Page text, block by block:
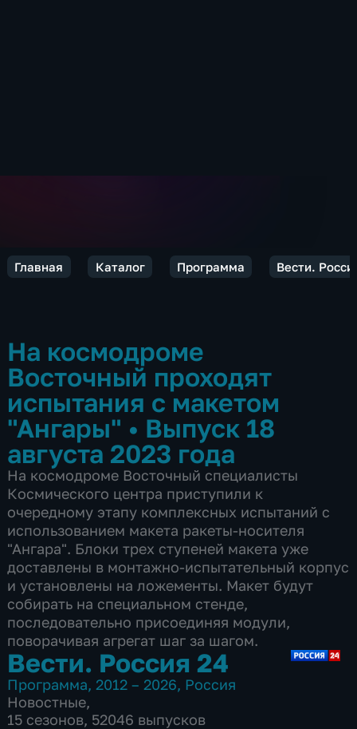
Главная Каталог Программа Вести.
На космодроме
Восточный проходят
испытания с макетом
"Ангары" • Выпуск 18
августа 2023 года
На космодроме Восточный специалисты
Космического центра приступили к
очередному этапу комплексных испытаний с
использованием макета ракеты-носителя
"Ангара". Блоки трех ступеней макета уже
доставлены в монтажно-испытательный корпус
и установлены на ложементы. Макет будут
собирать на специальном стенде,
последовательно присоединяя модули,
поворачивая агрегат шаг за шагом.
Вести. Россия 24
Программа, 2012 – 2026, Россия
Новостные,
15 сезонов, 52046 выпусков